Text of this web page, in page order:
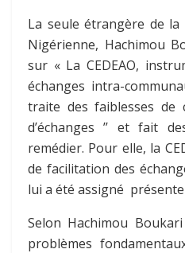
La seule étrangère de
Nigérienne, Hachimou
sur « La CEDEAO,
échanges intra-
traite des faiblesses de
d’échanges ’’ et fait
remédier. Pour elle, la
de facilitation des
lui a été assigné
Selon Hachimou
problèmes